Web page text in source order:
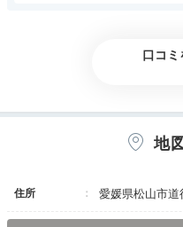
夜間トイレに行くのに人を踏
口コミ
地
住所 愛媛県松山市道